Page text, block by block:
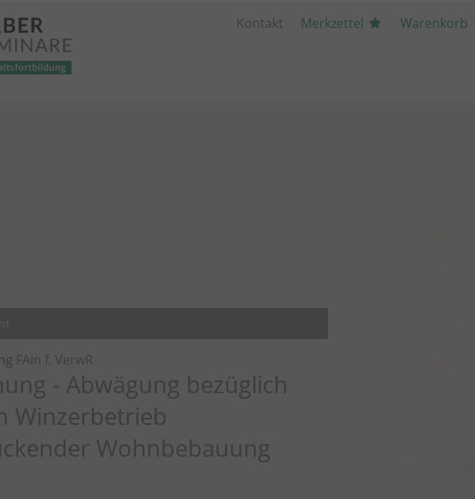
Kontakt Merkzettel Warenkorb
FAin f. VerwR
- Abwägung bezüglich
Winzerbetrieb
Wohnbebauung